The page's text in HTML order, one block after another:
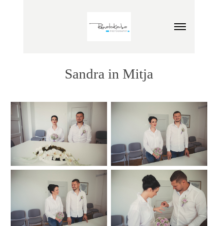
Sandra in Mitja